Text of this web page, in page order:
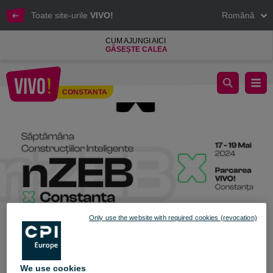
Toate site-urile VIVO! Română
CUM AJUNGI AICI
GĂSEȘTE CALEA
CONSTANTA
Săptămâna nZEB la VIVO! Constanța
We use cookies
Only use the website with required cookies (revocation)